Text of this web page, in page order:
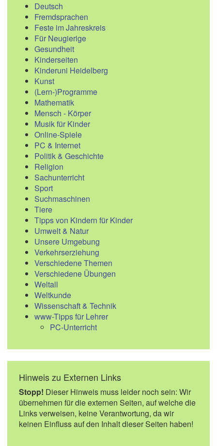
Deutsch
Fremdsprachen
Feste im Jahreskreis
Für Neugierige
Gesundheit
Kinderseiten
Kinderuni Heidelberg
Kunst
(Lern-)Programme
Mathematik
Mensch - Körper
Musik für Kinder
Online-Spiele
PC & Internet
Politik & Geschichte
Religion
Sachunterricht
Sport
Suchmaschinen
Tiere
Tipps von Kindern für Kinder
Umwelt & Natur
Unsere Umgebung
Verkehrserziehung
Verschiedene Themen
Verschiedene Übungen
Weltall
Weltkunde
Wissenschaft & Technik
www-Tipps für Lehrer
PC-Unterricht
Hinweis zu Externen Links
Stopp! Dieser Hinweis muss leider noch sein: Wir
übernehmen für die externen Seiten, auf welche die
Links verweisen, keine Verantwortung, da wir
keinen Einfluss auf den Inhalt dieser Seiten haben!